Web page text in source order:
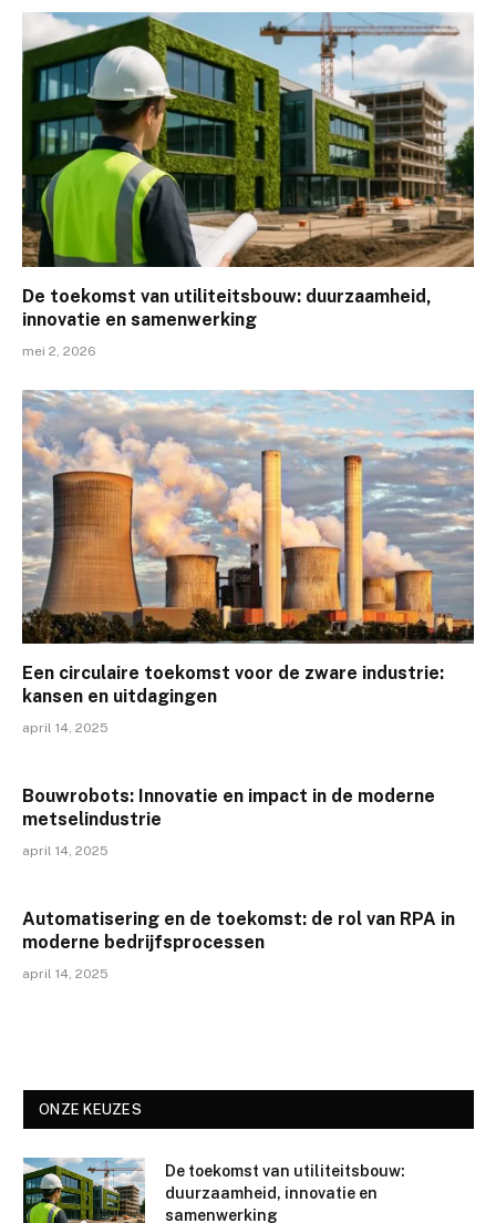
De toekomst van utiliteitsbouw: duurzaamheid,
innovatie en samenwerking
mei 2, 2026
Een circulaire toekomst voor de zware industrie:
kansen en uitdagingen
april 14, 2025
Bouwrobots: Innovatie en impact in de moderne
metselindustrie
april 14, 2025
Automatisering en de toekomst: de rol van RPA in
moderne bedrijfsprocessen
april 14, 2025
ONZE KEUZES
De toekomst van utiliteitsbouw:
duurzaamheid, innovatie en
samenwerking